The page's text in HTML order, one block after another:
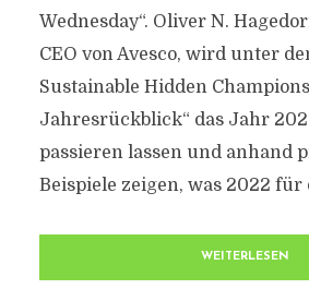
Wednesday“. Oliver N.
CEO von Avesco, wird unter
Sustainable Hidden
Jahresrückblick“ das Jahr
passieren lassen und anhand
Beispiele zeigen, was 2022 für
WEITERLESEN